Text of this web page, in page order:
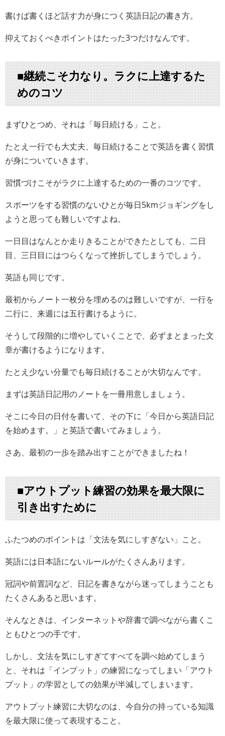
書けば書くほど話す力が身につく英語日記の書き方。
抑えておくべきポイントはたった3つだけなんです。
■継続こそ力なり。ラクに上達するた
めのコツ
まずひとつめ、それは「毎日続ける」こと。
たとえ一行でも大丈夫、毎日続けることで英語を書く習慣
が身についていきます。
習慣づけこそがラクに上達するための一番のコツです。
スポーツをする習慣のないひとが毎日5kmジョギングをし
ようと思っても難しいですよね。
一日目はなんとか走りきることができたとしても、二日
目、三日目にはつらくなって挫折してしまうでしょう。
英語も同じです。
最初からノート一枚分を埋めるのは難しいですが、一行を
二行に、来週には五行書けるように。
そうして段階的に増やしていくことで、必ずまとまった文
章が書けるようになります。
たとえ少ない分量でも毎日続けることが大切なんです。
まずは英語日記用のノートを一冊用意しましょう。
そこに今日の日付を書いて、その下に「今日から英語日記
を始めます。」と英語で書いてみましょう。
さあ、最初の一歩を踏み出すことができましたね！
■アウトプット練習の効果を最大限に
引き出すために
ふたつめのポイントは「文法を気にしすぎない」こと。
英語には日本語にないルールがたくさんあります。
冠詞や前置詞など、日記を書きながら迷ってしまうことも
たくさんあると思います。
そんなときは、インターネットや辞書で調べながら書くこ
ともひとつの手です。
しかし、文法を気にしすぎてすべてを調べ始めてしまう
と、それは「インプット」の練習になってしまい「アウト
プット」の学習としての効果が半減してしまいます。
アウトプット練習に大切なのは、今自分の持っている知識
を最大限に使って表現すること。